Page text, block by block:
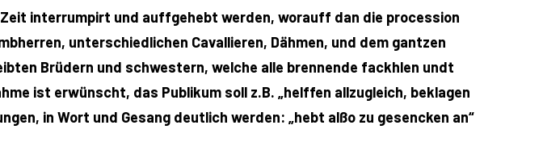
interrumpirt und auffgehebt werden, worauff dan die procession
unterschiedlichen Cavallieren, Dähmen, und dem gantzen
Brüdern und schwestern, welche alle brennende fackhlen undt
ist erwünscht, das Publikum soll z.B. „helffen allzugleich, beklagen
in Wort und Gesang deutlich werden: „hebt alßo zu gesencken an“